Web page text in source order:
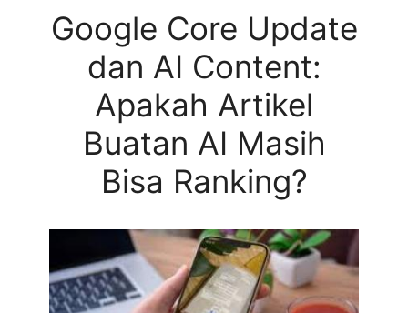
Google Core Update
dan AI Content:
Apakah Artikel
Buatan AI Masih
Bisa Ranking?